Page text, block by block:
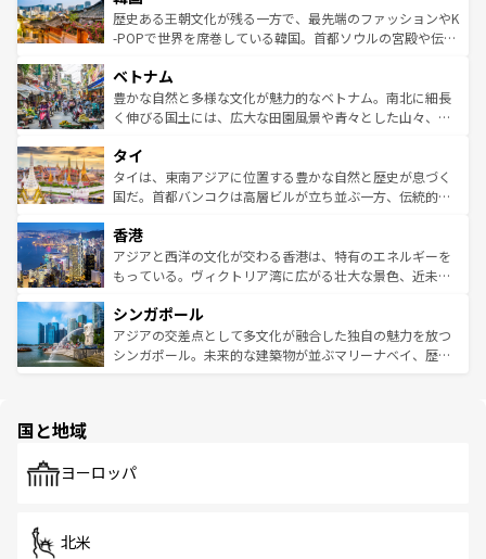
はコンテンツ一覧を参照してほしい。
ビング、ハイキングなど、アウトドア好きにはたまらな
い。オーストラリアの多彩な魅力を存分に味わいつくそ
参照してほしい。
と山間の静けさが共存しており、訪れる人に新しい発見と
驚きをもたらしてくれる。また、奥深い台湾の食文化も魅
容にもいいと評判のスイーツなど、バラエティ豊かな料理
が味わえる。 なお、新着の台湾情報は コンテンツ一覧を参
照してほしい。
歴史ある王朝文化が残る一方で、最先端のファッションやK
-POPで世界を席巻している韓国。首都ソウルの宮殿や伝統
き、地方に足を延ばせば四季折々の自然美を楽しむことが
できる。そして、キムチや焼肉、絶品のストリートフード
まで、さまざまな韓国料理が待っている。夜には、韓国な
リティに包まれながら、韓国の多彩な魅力を心ゆくまで味
わってみてほしい。 なお、新着の韓国情報はコンテンツ一
覧を参照してほしい。
ベトナム
豊かな自然と多様な文化が魅力的なベトナム。南北に細長
く伸びる国土には、広大な田園風景や青々とした山々、世
急速な発展と共に伝統が息づく。ハノイの古い町並みやホ
ーチミン市のフランス統治時代の建物も、独特の雰囲気を
醸し出している。また、バラエティの豊かさとおいしさで
とつ。フォーやバインミー、ベトナムコーヒーなどは、ぜ
ひ現地で味わいたい。どの地域を訪れてもあたたかい人々
が旅行者を迎えてくれるので、きっと忘れられない旅にな
参照してほしい。
タイ
タイは、東南アジアに位置する豊かな自然と歴史が息づく
国だ。首都バンコクは高層ビルが立ち並ぶ一方、伝統的な
の活気が交差している。北部ではチェンマイなどの山岳地
帯で自然と触れ合い、南部ではプーケットやクラビの美し
いビーチでリゾート気分を楽しむことができる。タイ料理
激する。気候は一年中温暖で、どの季節にも異なる楽しみ
が待っている。親しみやすいタイの人々、仏教を中心とし
た文化、そして多様な観光資源が、訪れる旅人を魅了し続
香港
アジアと西洋の文化が交わる香港は、特有のエネルギーを
もっている。ヴィクトリア湾に広がる壮大な景色、近未来
み、どこを訪れても感動するはず。観光スポットが密集し
ており、効率よく見どころを回れるのも魅力。息をのむよ
うな絶景から文化的な体験まで、香港を存分に楽しみ尽く
シンガポール
アジアの交差点として多文化が融合した独自の魅力を放つ
シンガポール。未来的な建築物が並ぶマリーナベイ、歴史
で、ホーカーズは地元の風情を楽しめる外せないスポット
国と地域
ヨーロッパ
北米